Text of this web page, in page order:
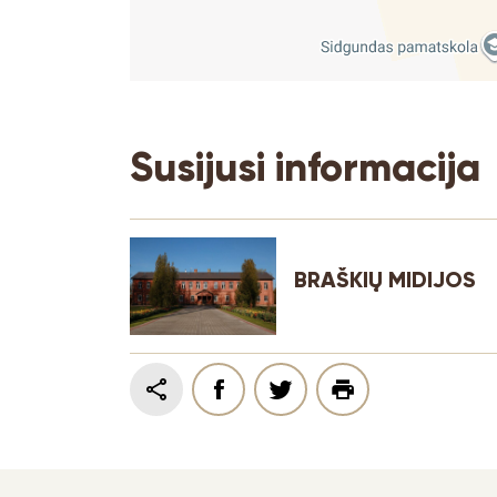
Susijusi informacija
BRAŠKIŲ MIDIJOS